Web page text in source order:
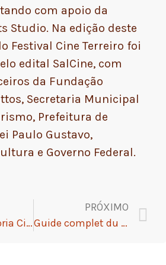
com apoio da
Studio. Na edição deste
Festival Cine Terreiro foi
edital SalCine, com
da Fundação
Secretaria Municipal
Prefeitura de
Paulo Gustavo,
e Governo Federal.
Jeito Assessoria Cirandas de Fazer!
PRÓXIMO
Guide complet du casino en ligne : tout ce que vous devez savoir en 2026